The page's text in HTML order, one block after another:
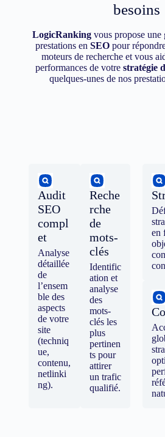
besoins
LogicRanking vous propose une
prestations en SEOpour
moteurs de recherche et vous
performances de votre stratégie
quelques-unes de nos
Audit
SEO
compl
et
Analyse
détaillée
de
l’ensem
ble des
aspects
de votre
site
(techniq
ue,
contenu,
netlinki
ng).
Reche
rche
de
mots-
clés
Identific
ation et
analyse
des
mots-
clés les
plus
pertinen
ts pour
attirer
un trafic
qualifié.
en